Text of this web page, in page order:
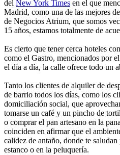
del New York Times en el que
Madrid, como una de las mejores
de Negocios Atrium, que somos
15 años, estamos totalmente de
Es cierto que tener cerca hoteles
como el Gastro, mencionados por
el día a día, la calle ofrece todo un
Tanto los clientes de alquiler de
de barrio todos los días, como los
domiciliación social, que
tomarse un café y un pincho de
o comprar el pan artesano en la
coinciden en afirmar que el
calidez de antaño, donde te
estanco o en la peluquería.